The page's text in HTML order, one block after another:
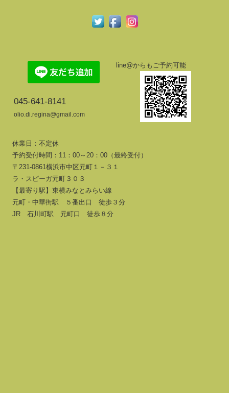
045-641-8141
olio.di.regina@gmail.com
line@からもご予約可能
休業日：不定休
予約受付時間：11：00～20：00（最終受付）
〒231-0861横浜市中区元町１－３１
ラ・スピーガ元町３０３
【最寄り駅】東横みなとみらい線
元町・中華街駅 ５番出口 徒歩３分
JR 石川町駅 元町口 徒歩８分